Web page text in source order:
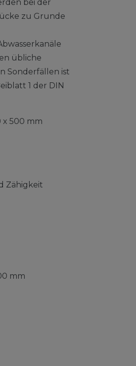
bei der
zu Grunde
übliche
Sonderfällen ist
1 der DIN
x 500 mm
Zähigkeit
mm